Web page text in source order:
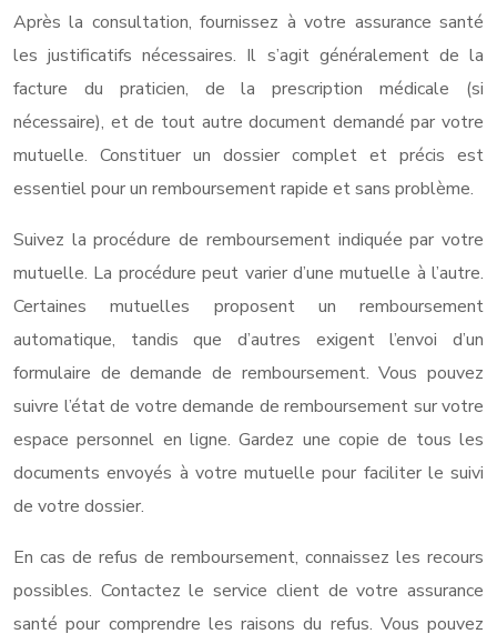
Après la consultation, fournissez à votre assurance santé
les justificatifs nécessaires. Il s’agit généralement de la
facture du praticien, de la prescription médicale (si
nécessaire), et de tout autre document demandé par votre
mutuelle. Constituer un dossier complet et précis est
essentiel pour un remboursement rapide et sans problème.
Suivez la procédure de remboursement indiquée par votre
mutuelle. La procédure peut varier d’une mutuelle à l’autre.
Certaines mutuelles proposent un remboursement
automatique, tandis que d’autres exigent l’envoi d’un
formulaire de demande de remboursement. Vous pouvez
suivre l’état de votre demande de remboursement sur votre
espace personnel en ligne. Gardez une copie de tous les
documents envoyés à votre mutuelle pour faciliter le suivi
de votre dossier.
En cas de refus de remboursement, connaissez les recours
possibles. Contactez le service client de votre assurance
santé pour comprendre les raisons du refus. Vous pouvez